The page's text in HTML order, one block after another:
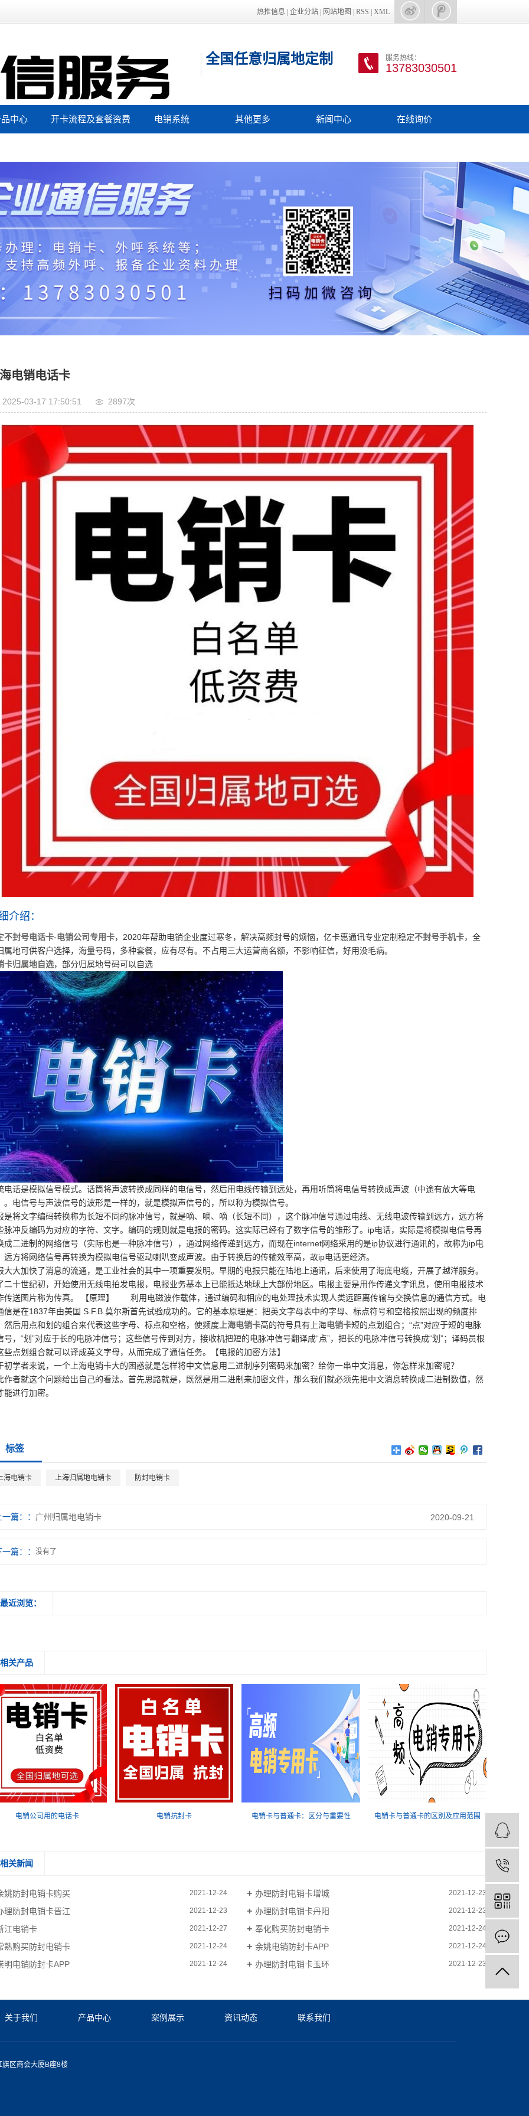
热推信息 企业分站 网站地图 RSS XML
全国任意归属地定制 服务热线：
13783030501
中心
的虚商品牌
销卡代理
单过滤系统
开卡流程及套餐资费 电销系统 其他更多
办理获客软件
办理商家收款码
注册流量卡
新闻中心
电销外呼卡
电销坐席办理
电销系统
其他更多
在线询价
电销电话卡
2025-03-17 17:50:51 2897次
介绍：
不封号电话卡-电销公司专用卡，2020年帮助电销企业度过寒冬，解决高频封号的烦恼，亿卡惠通讯专业定制稳定不封号手机卡，全
属地可供客户选择，海量号码，多种套餐，应有尽有。不占用三大运营商名额，不影响征信，好用没毛病。
卡归属地自选，部分归属地号码可以自选
电话是模拟信号模式。话筒将声波转换成同样的电信号，然后用电线传输到远处，再用听筒将电信号转换成声波（中途有放大等电
。电信号与声波信号的波形是一样的，就是模拟声信号的，所以称为模拟信号。
是将文字编码转换称为长短不同的脉冲信号，就是嘀、嘀、嘀（长短不同），这个脉冲信号通过电线、无线电波传输到远方，远方将
脉冲反编码为对应的字符、文字。编码的规则就是电报的密码。这实际已经有了数字信号的雏形了。ip电话，实际是将模拟电信号再
成二进制的网络信号（实际也是一种脉冲信号），通过网络传递到远方，而现在internet网络采用的是ip协议进行通讯的，故称为ip电
远方将网络信号再转换为模拟电信号驱动喇叭变成声波。由于转换后的传输效率高，故ip电话更经济。
大大加快了消息的流通，是工业社会的其中一项重要发明。早期的电报只能在陆地上通讯，后来使用了海底电缆，开展了越洋服务。
二十世纪初，开始使用无线电拍发电报，电报业务基本上已能抵达地球上大部份地区。电报主要是用作传递文字讯息，使用电报技术
传送图片称为传真。 【原理】 利用电磁波作载体，通过编码和相应的电处理技术实现人类远距离传输与交换信息的通信方式。电
信是在1837年由美国 S.F.B.莫尔斯首先试验成功的。它的基本原理是：把英文字母表中的字母、标点符号和空格按照出现的频度排
然后用点和划的组合来代表这些字母、标点和空格，使频度 上海电销卡高的符号具有上海电销卡短的点划组合；“点”对应于短的电脉
号，“划”对应于长的电脉冲信号；这些信号传到对方，接收机把短的电脉冲信号翻译成“点”，把长的电脉冲信号转换成“划”；译码员根
些点划组合就可以译成英文字母，从而完成了通信任务。【电报的加密方法】
初学者来说，一个上海电销卡大的困惑就是怎样将中文信息用二进制序列密码来加密？给你一串中文消息，你怎样来加密呢？
作者就这个问题给出自己的看法。首先思路就是，既然是用二进制来加密文件，那么我们就必须先把中文消息转换成二进制数值，然
能进行加密。
标签
海电销卡 上海归属地电销卡 防封电销卡
一篇： 广州归属地电销卡 2020-09-21
篇： 没有了
最近浏览：
相关产品
电销公司用的电话卡 电销抗封卡 电销卡与普通卡：区分与重要性 电销卡与普通卡的区别及应用范围
相关新闻
姚防封电销卡购买 2021-12-24 办理防封电销卡增城 2021-12-23
理防封电销卡晋江 2021-12-23 办理防封电销卡丹阳 2021-12-23
江电销卡 2021-12-27 奉化购买防封电销卡 2021-12-24
熟购买防封电销卡 2021-12-24 余姚电销防封卡APP 2021-12-24
明电销防封卡APP 2021-12-24 办理防封电销卡玉环 2021-12-23
关于我们 产品中心 案例展示 资讯动态 联系我们
区商会大厦B座8楼